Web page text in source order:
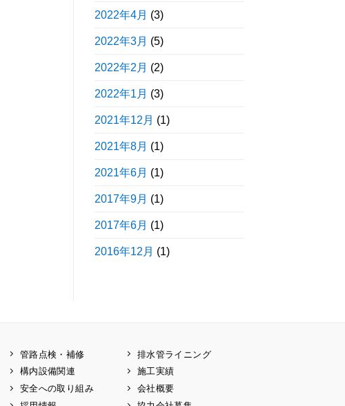
2022年4月 (3)
2022年3月 (5)
2022年2月 (2)
2022年1月 (3)
2021年12月 (1)
2021年8月 (1)
2021年6月 (1)
2017年9月 (1)
2017年6月 (1)
2016年12月 (1)
管路点検・補修
排水管ライニング
構内設備関連
施工実績
安全への取り組み
会社概要